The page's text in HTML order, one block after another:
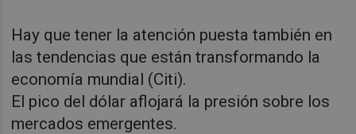
Hay que tener la atención puesta también en
las tendencias que están transformando la
economía mundial (Citi).
El pico del dólar aflojará la presión sobre los
mercados emergentes.